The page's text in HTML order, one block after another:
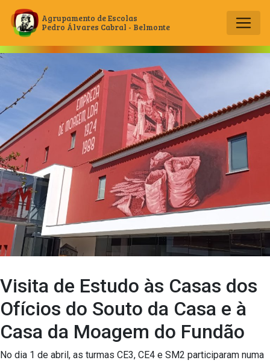
Main Navigation
Agrupamento de Escolas
Pedro Álvares Cabral - Belmonte
Visita de Estudo às Casas dos
Ofícios do Souto da Casa e à
Casa da Moagem do Fundão
No dia 1 de abril, as turmas CE3, CE4 e SM2 participaram numa